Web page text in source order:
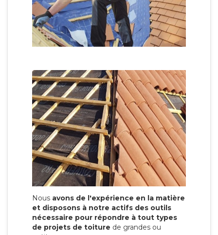
Nous avons de l'expérience en la matière
et disposons à notre actifs des outils
nécessaire pour répondre à tout types
de projets de toiture de grandes ou